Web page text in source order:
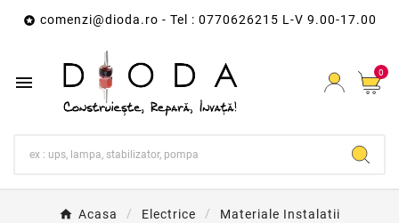
 comenzi@dioda.ro - Tel : 0770626215 L-V 9.00-17.00
 0
Acasa Electrice
Materiale Instalatii